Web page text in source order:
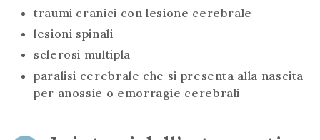
traumi cranici con lesione cerebrale
lesioni spinali
sclerosi multipla
paralisi cerebrale che si presenta alla nascita
per anossie o emorragie cerebrali